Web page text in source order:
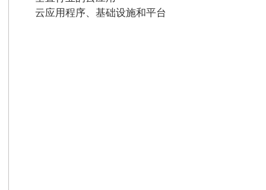
云应用程序、基础设施和平台